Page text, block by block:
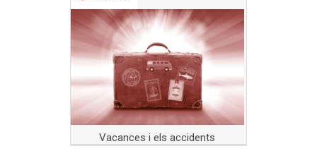
Vacances i els accidents